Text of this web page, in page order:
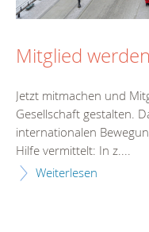
Mitglied werden
Jetzt mitmachen und
Gesellschaft gestalten.
internationalen
Hilfe vermittelt: In z....
Weiterlesen